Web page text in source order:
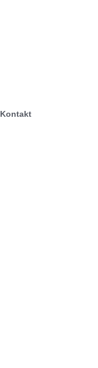
Kontakt